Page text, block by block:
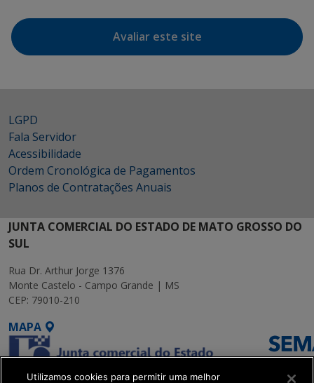
Avaliar este site
LGPD
Fala Servidor
Acessibilidade
Ordem Cronológica de Pagamentos
Planos de Contratações Anuais
JUNTA COMERCIAL DO ESTADO DE MATO GROSSO DO
SUL
Rua Dr. Arthur Jorge 1376
Monte Castelo - Campo Grande | MS
CEP: 79010-210
MAPA
Utilizamos cookies para permitir uma melhor